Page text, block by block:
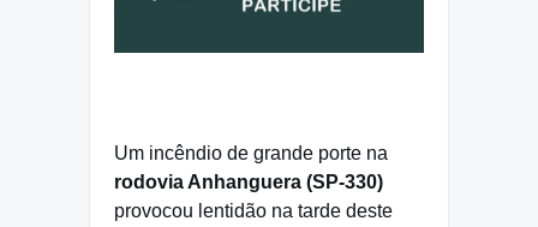
Um incêndio de grande porte na
rodovia Anhanguera (SP-330)
provocou lentidão na tarde deste